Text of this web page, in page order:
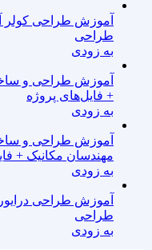
آموزش طراحی کولر
طراحی
به زودی
آموزش طراحی و
+ فایل‌های پروژه
به زودی
آموزش طراحی و
مهندسان مکانیک +
به زودی
طراحی
به زودی